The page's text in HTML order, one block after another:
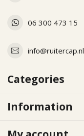
06 300 473 15
info@ruitercap.nl
Categories
Information